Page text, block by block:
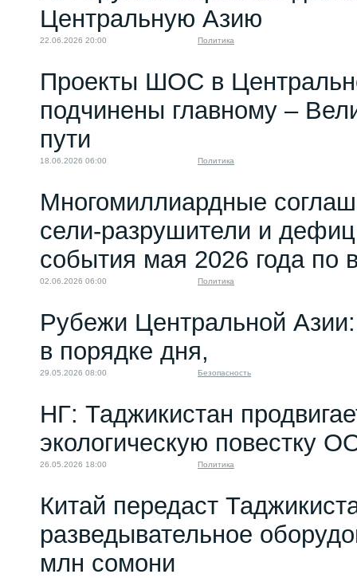
Центральную Азию
22.06.2026 20:00 Политика
Проекты ШОС в
подчинены главному –
пути
18.06.2026 06:00 Политика
Многомиллиардные
сели-разрушители и
события мая 2026 года по
02.06.2026 06:00 Политика
Рубежи Центральной
в порядке дня,
29.05.2026 08:00 Безопасность
НГ: Таджикистан
экологическую повестку
26.05.2026 18:00 Политика
Китай передаст
разведывательное
млн сомони